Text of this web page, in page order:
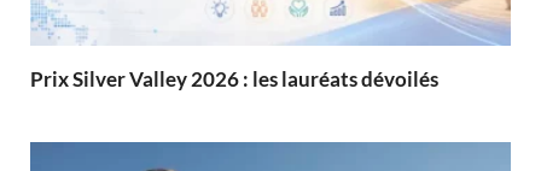
Prix Silver Valley 2026 : les lauréats dévoilés